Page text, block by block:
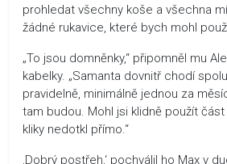
prohledat všechny koše a všechna
žádné rukavice, které bych mohl
„To jsou domněnky,“ připomněl mu
kabelky. „Samanta dovnitř chodí
pravidelně, minimálně jednou za
tam budou. Mohl jsi klidně použít
kliky nedotkl přímo.“
‚Dobrý postřeh,‘ pochválil ho Max v